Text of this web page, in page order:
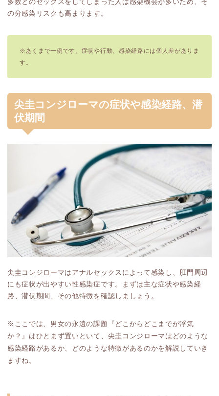
多数とのセックスをしてしまった人は感染機会が多いため、そ
の分感染リスクも高まります。
※あくまで一例です。症状や行動、感染経路には個人差がありま
す。
尖圭コンジローマの症状や感染経路、潜
伏期間
尖圭コンジローマはアナルセックスによって感染し、肛門周辺
にも症状が出やすい性感染症です。まずは主な症状や感染経
路、潜伏期間、その他特徴を確認しましょう。
※ここでは、男女の永遠の課題『どこからどこまでが浮気
か？』はひとまず置いといて、尖圭コンジローマはどのような
感染経路があるか、どのような特徴があるのかを解説していき
ますね。